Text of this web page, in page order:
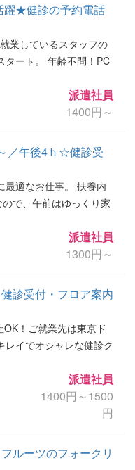
躍★健診の予約電話
業しているスタッフの
タート。 年齢不問！PC
派遣社員
1400円～
／午後4ｈ☆健診受
最適なお仕事。 扶養内
で、午前はゆっくり家
派遣社員
1300円～
診受付・フロア案内
！ご就業先は東京ド
レイでオシャレな健診ク
派遣社員
1400円～1500
円
ルーツのフォークリ